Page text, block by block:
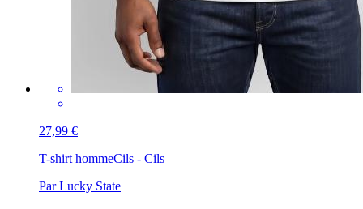
27,99 €
T-shirt hommeCils - Cils
Par Lucky State